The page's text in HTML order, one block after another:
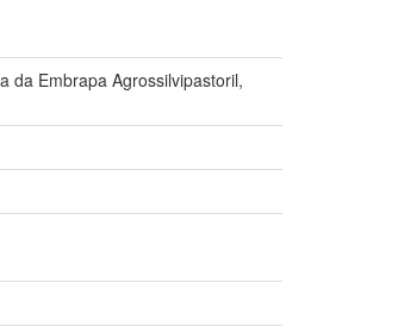
da Embrapa Agrossilvipastoril,